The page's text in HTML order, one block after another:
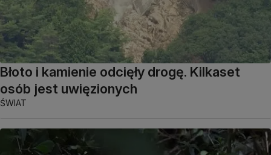
Błoto i kamienie odcięły drogę. Kilkaset
osób jest uwięzionych
ŚWIAT